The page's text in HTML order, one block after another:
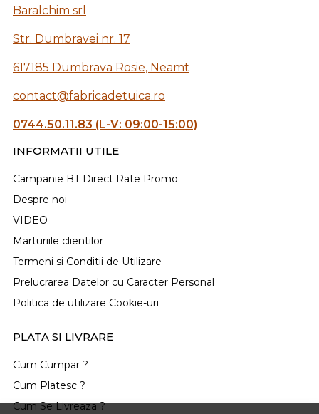
Baralchim srl
Str. Dumbravei nr. 17
617185 Dumbrava Rosie, Neamt
contact@fabricadetuica.ro
0744.50.11.83 (L-V: 09:00-15:00)
INFORMATII UTILE
Campanie BT Direct Rate Promo
Despre noi
VIDEO
Marturiile clientilor
Termeni si Conditii de Utilizare
Prelucrarea Datelor cu Caracter Personal
Politica de utilizare Cookie-uri
PLATA SI LIVRARE
Cum Cumpar ?
Cum Platesc ?
Cum Se Livreaza ?